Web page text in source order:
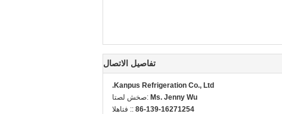
تفاصيل الاتصال
Kanpus Refrigeration Co., Ltd.
اتصل شخص: Ms. Jenny Wu
الهاتف :: 86-139-16271254